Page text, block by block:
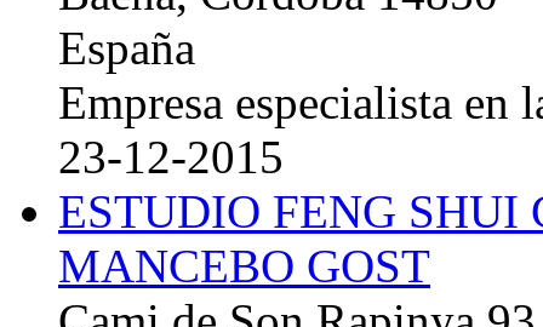
España
Empresa especialista en
23-12-2015
ESTUDIO FENG
MANCEBO GOST